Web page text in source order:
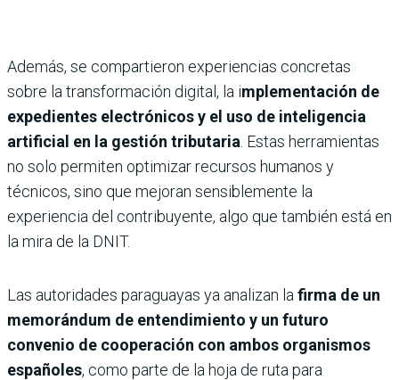
Además, se compartieron experiencias concretas
sobre la transformación digital, la implementación de
expedientes electrónicos y el uso de inteligencia
artificial en la gestión tributaria . Estas herramientas
no solo permiten optimizar recursos humanos y
técnicos, sino que mejoran sensiblemente la
experiencia del contribuyente, algo que también está en
la mira de la DNIT.
Las autoridades paraguayas ya analizan la firma de un
memorándum de entendimiento y un futuro
convenio de cooperación con ambos organismos
españoles, como parte de la hoja de ruta para